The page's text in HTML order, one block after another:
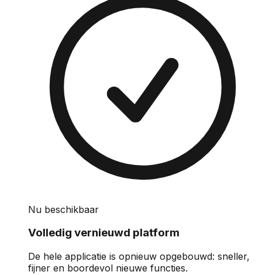
Nu beschikbaar
Volledig vernieuwd platform
De hele applicatie is opnieuw opgebouwd: sneller,
fijner en boordevol nieuwe functies.